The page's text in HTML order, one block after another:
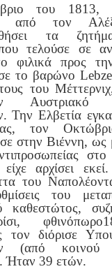
του 1813,
από τον
τα
τελούσε σε
φιλικά προς
το βαρώνο
του
Αυστριακό
Την Ελβετία
τον
στην Βιέννη, ως
στο
αρχίσει
του
του
καθεστώτος,
φθινόπωρο
τον διόρισε
(από κοινού
Ήταν 39 ετών.